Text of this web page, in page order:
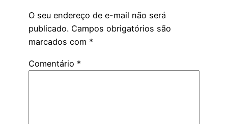
O seu endereço de e-mail não será
publicado. Campos obrigatórios são
marcados com *
Comentário *